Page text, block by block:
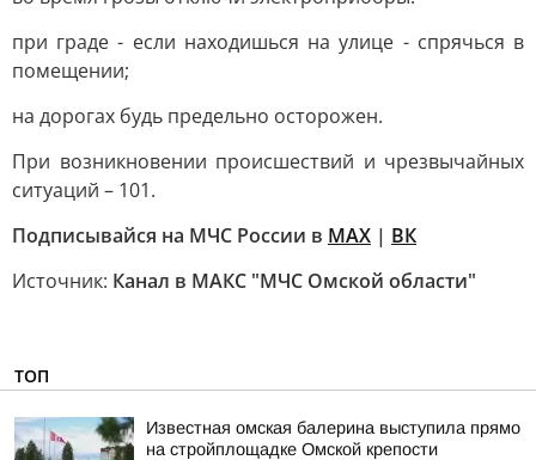
при граде - если находишься на улице - спрячься в
помещении;
на дорогах будь предельно осторожен.
При возникновении происшествий и чрезвычайных
ситуаций – 101.
Подписывайся на МЧС России в MAX | ВК
Источник: Канал в МАКС "МЧС Омской области"
ТОП
Известная омская балерина выступила прямо
на стройплощадке Омской крепости